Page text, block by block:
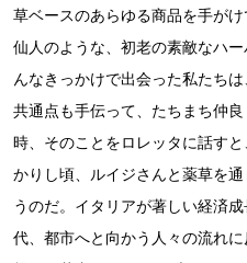
草ベースのあらゆる商品を手が
仙人のような、初老の素敵なハ
んなきっかけで出会った私たち
共通点も手伝って、たちまち仲
時、そのことをロレッタに話す
かりし頃、ルイジさんと薬草を
うのだ。イタリアが著しい経済
代、都市へと向かう人々の流れ